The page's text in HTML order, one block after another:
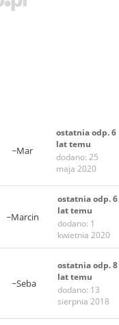
~Mar
ostatnia odp. 6
lat temu
dodano: 25
maja 2020
~Marcin
ostatnia odp. 6
lat temu
dodano: 1
kwietnia 2020
~Seba
ostatnia odp. 8
lat temu
dodano: 13
sierpnia 2018